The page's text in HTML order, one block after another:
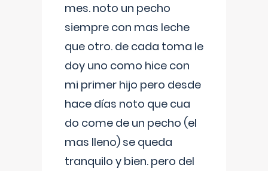
mes. noto un pecho
siempre con mas leche
que otro. de cada toma le
doy uno como hice con
mi primer hijo pero desde
hace días noto que cua
do come de un pecho (el
mas lleno) se queda
tranquilo y bien. pero del